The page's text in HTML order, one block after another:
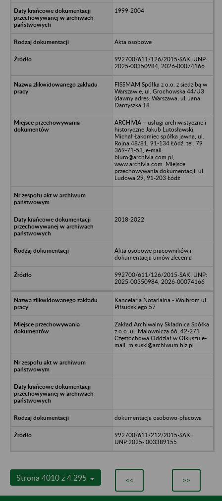
1999-2004
Akta osobowe
992700/611/126/2015-SAK; UNP:
2025-00350984, 2026-00074166
FISSMAM Spółka z o.o. z siedzibą w
Warszawie, ul. Grochowska 44/U3
(dawny adres: Warszawa, ul. Jana
Dantyszka 18
ARCHIVIA – usługi archiwistyczne i
historyczne Jakub Lutosławski,
Michał Łakomiec spółka jawna, ul.
Rojna 48/81, 91-134 Łódź, tel. 79
369-71-53, e-mail:
biuro@archivia.com.pl,
www.archivia.com. Miejsce
przechowywania dokumentacji: ul.
Ludowa 29, 91-203 Łódź
2018-2022
Akta osobowe pracowników i
dokumentacja umów zlecenia
992700/611/126/2015-SAK; UNP:
2025-00350984, 2026-00074166
Kancelaria Notarialna - Wolbrom ul.
Piłsudskiego 57
Zakład Archiwalny Składnica Spółka
z o.o. ul. Malownicza 66, 42-271
Częstochowa Oddział w Olkuszu e-
mail: m.suski@archiwum.biz.pl
dokumentacja osobowo-płacowa
992700/611/212/2015-SAK;
UNP:2025- 003389155
Strona 4010 z 4 295 << >>